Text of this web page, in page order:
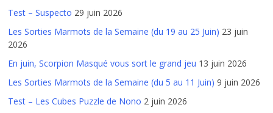
Test – Suspecto 29 juin 2026
Les Sorties Marmots de la Semaine (du 19 au 25 Juin) 23 juin
2026
En juin, Scorpion Masqué vous sort le grand jeu 13 juin 2026
Les Sorties Marmots de la Semaine (du 5 au 11 Juin) 9 juin 2026
Test – Les Cubes Puzzle de Nono 2 juin 2026